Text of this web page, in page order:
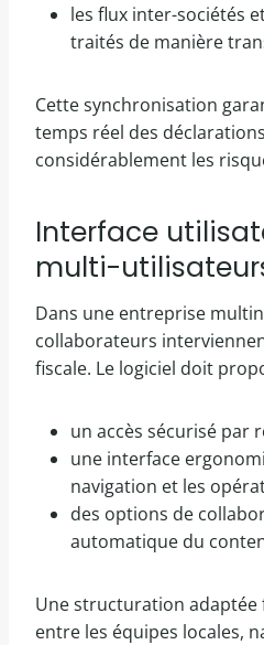
les flux inter-sociétés
traités de manière
Cette synchronisation
temps réel des
considérablement les
Interface
multi-
Dans une entreprise
collaborateurs
fiscale. Le logiciel doit
un accès sécurisé par
une interface
navigation et les
des options de
automatique du
Une structuration adaptée
entre les équipes locales,